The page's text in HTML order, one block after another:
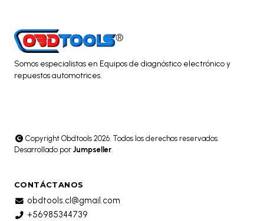
Somos especialistas en Equipos de diagnóstico electrónico y
repuestos automotrices.
Copyright Obdtools 2026. Todos los derechos reservados.
Desarrollado por Jumpseller.
CONTÁCTANOS
obdtools.cl@gmail.com
+56985344739